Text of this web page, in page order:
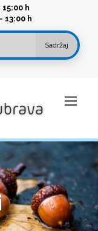
h
13:00 h
Sadržaj